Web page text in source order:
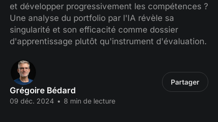
et développer progressivement les compétences ?
Une analyse du portfolio par l'IA révèle sa
singularité et son efficacité comme dossier
d'apprentissage plutôt qu'instrument d'évaluation.
Grégoire Bédard
09 déc. 2024 • 8 min de lecture
Partager